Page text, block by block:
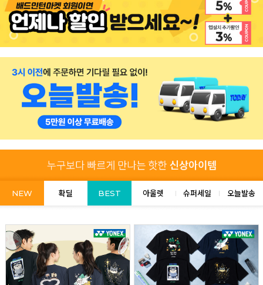
NEW 확딜 BEST 아울렛 슈퍼세일 오늘발송